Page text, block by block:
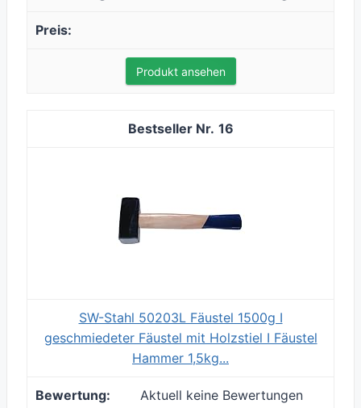
Produkt ansehen
16
SW-Stahl 50203L Fäustel 1500g I
geschmiedeter Fäustel mit Holzstiel I Fäustel
Hammer 1,5kg...
Aktuell keine Bewertungen